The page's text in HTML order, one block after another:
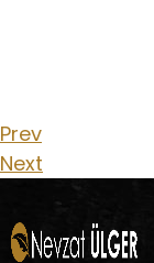
Prev
Next